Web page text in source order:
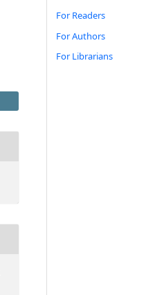
For Readers
For Authors
For Librarians